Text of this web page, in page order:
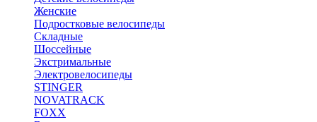
Женские
Подростковые велосипеды
Складные
Шоссейные
Экстримальные
Электровелосипеды
STINGER
NOVATRACK
FOXX